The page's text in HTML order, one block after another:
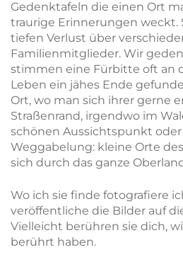
Gedenktafeln die einen Ort
traurige Erinnerungen weckt.
tiefen Verlust über
Familienmitglieder. Wir
stimmen eine Fürbitte oft an
Leben ein jähes Ende
Ort, wo man sich ihrer gerne
Straßenrand, irgendwo im
schönen Aussichtspunkt
Weggabelung: kleine Orte
sich durch das ganze
Wo ich sie finde fotografiere
veröffentliche die Bilder auf
Vielleicht berühren sie dich,
berührt haben.